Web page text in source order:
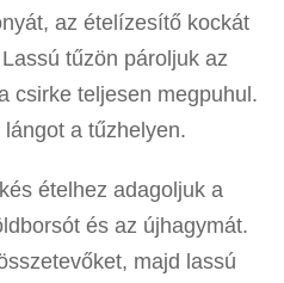
az ételízesítő kockát
tűzön pároljuk az
csirke teljesen megpuhul.
a tűzhelyen.
ételhez adagoljuk a
és az újhagymát.
majd lassú